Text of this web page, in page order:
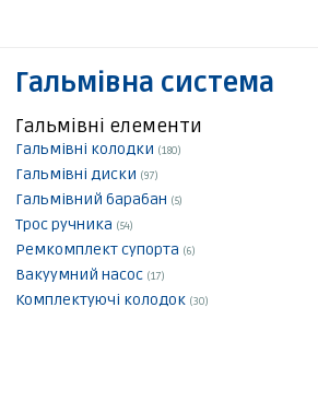
Гальмівна система
Гальмівні елементи
Гальмівні колодки (180)
Гальмівні диски (97)
Гальмівний барабан (5)
Трос ручника (54)
Ремкомплект супорта (6)
Вакуумний насос (17)
Комплектуючі колодок (30)